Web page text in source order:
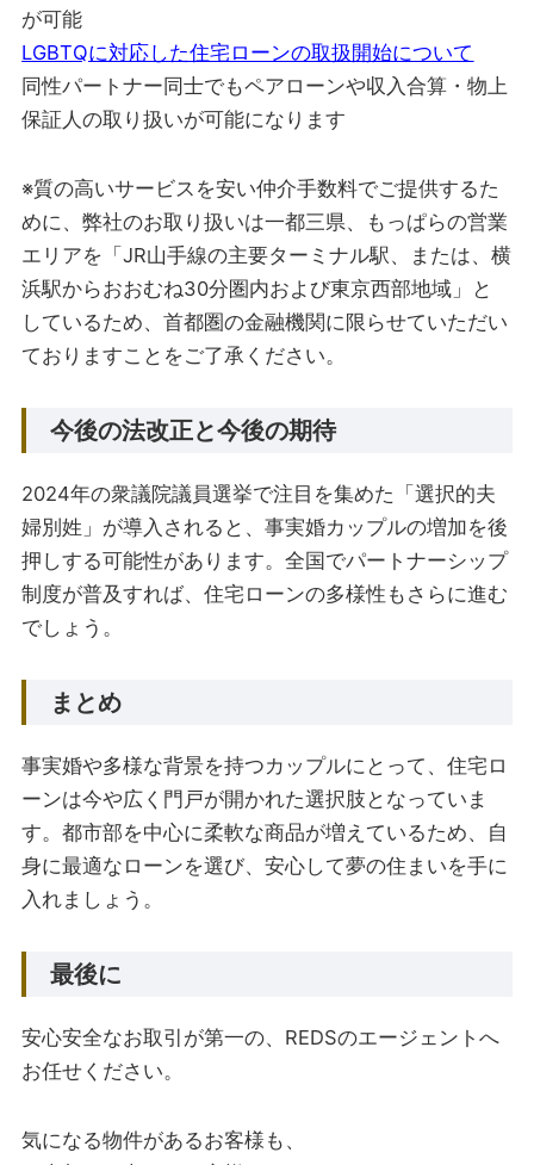
が可能
LGBTQに対応した住宅ローンの取扱開始について
同性パートナー同士でもペアローンや収入合算・物上
保証人の取り扱いが可能になります
※質の高いサービスを安い仲介手数料でご提供するた
めに、弊社のお取り扱いは一都三県、もっぱらの営業
エリアを「JR⼭⼿線の主要ターミナル駅、または、横
浜駅からおおむね30分圏内および東京⻄部地域」と
しているため、首都圏の金融機関に限らせていただい
ておりますことをご了承ください。
今後の法改正と今後の期待
2024年の衆議院議員選挙で注目を集めた「選択的夫
婦別姓」が導入されると、事実婚カップルの増加を後
押しする可能性があります。全国でパートナーシップ
制度が普及すれば、住宅ローンの多様性もさらに進む
でしょう。
まとめ
事実婚や多様な背景を持つカップルにとって、住宅ロ
ーンは今や広く門戸が開かれた選択肢となっていま
す。都市部を中心に柔軟な商品が増えているため、自
身に最適なローンを選び、安心して夢の住まいを手に
入れましょう。
最後に
安心安全なお取引が第一の、REDSのエージェントへ
お任せください。
気になる物件があるお客様も、